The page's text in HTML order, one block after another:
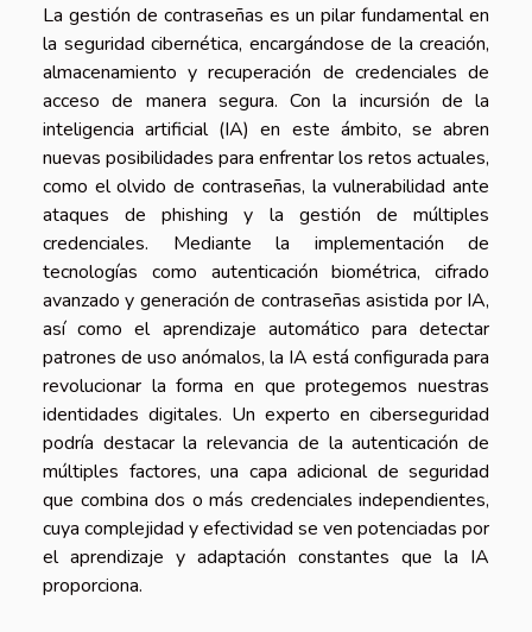
La gestión de contraseñas es un pilar fundamental en
la seguridad cibernética, encargándose de la creación,
almacenamiento y recuperación de credenciales de
acceso de manera segura. Con la incursión de la
inteligencia artificial (IA) en este ámbito, se abren
nuevas posibilidades para enfrentar los retos actuales,
como el olvido de contraseñas, la vulnerabilidad ante
ataques de phishing y la gestión de múltiples
credenciales. Mediante la implementación de
tecnologías como autenticación biométrica, cifrado
avanzado y generación de contraseñas asistida por IA,
así como el aprendizaje automático para detectar
patrones de uso anómalos, la IA está configurada para
revolucionar la forma en que protegemos nuestras
identidades digitales. Un experto en ciberseguridad
podría destacar la relevancia de la autenticación de
múltiples factores, una capa adicional de seguridad
que combina dos o más credenciales independientes,
cuya complejidad y efectividad se ven potenciadas por
el aprendizaje y adaptación constantes que la IA
proporciona.